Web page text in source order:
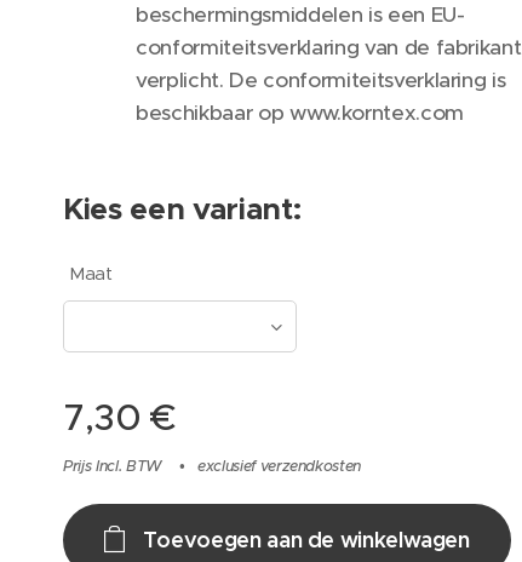
beschermingsmiddelen is een EU-
conformiteitsverklaring van de fabrikant
verplicht. De conformiteitsverklaring is
beschikbaar op www.korntex.com
Kies een variant:
Maat
7,30 €
Prijs Incl. BTW exclusief verzendkosten
Toevoegen aan de winkelwagen